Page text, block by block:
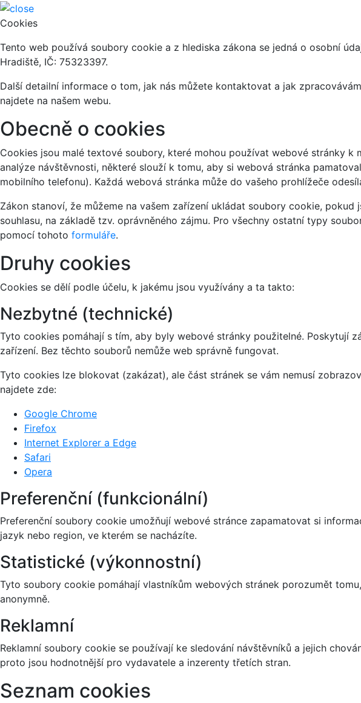
Cookies
Tento web používá soubory cookie a z hlediska zákona se jedná o osobní
Hradiště, IČ: 75323397.
Další detailní informace o tom, jak nás můžete kontaktovat a jak
najdete na našem webu.
Obecně o cookies
Cookies jsou malé textové soubory, které mohou používat webové stránky
analýze návštěvnosti, některé slouží k tomu, aby si webová stránka
mobilního telefonu). Každá webová stránka může do vašeho prohlížeče
Zákon stanoví, že můžeme na vašem zařízení ukládat soubory cookie,
souhlasu, na základě tzv. oprávněného zájmu. Pro všechny ostatní typy
pomocí tohoto formuláře.
Druhy cookies
Cookies se dělí podle účelu, k jakému jsou využívány a ta takto:
Nezbytné (technické)
Tyto cookies pomáhají s tím, aby byly webové stránky použitelné. Poskytují
zařízení. Bez těchto souborů nemůže web správně fungovat.
Tyto cookies lze blokovat (zakázat), ale část stránek se vám nemusí
najdete zde:
Google Chrome
Firefox
Internet Explorer a Edge
Safari
Opera
Preferenční (funkcionální)
Preferenční soubory cookie umožňují webové stránce zapamatovat si
jazyk nebo region, ve kterém se nacházíte.
Statistické (výkonnostní)
Tyto soubory cookie pomáhají vlastníkům webových stránek porozumět
anonymně.
Reklamní
Reklamní soubory cookie se používají ke sledování návštěvníků a jejich
proto jsou hodnotnější pro vydavatele a inzerenty třetích stran.
Seznam cookies